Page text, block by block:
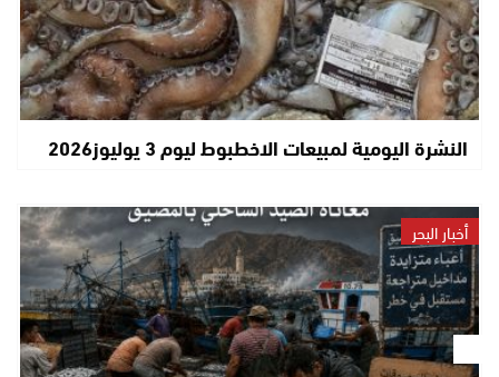
النشرة اليومية لمبيعات الاخطبوط ليوم 3 يوليوز2026
أخبار البحر